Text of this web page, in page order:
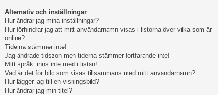
Alternativ och inställningar
Hur ändrar jag mina inställningar?
Hur förhindrar jag att mitt användarnamn visas i listorna över vilka som är
online?
Tiderna stämmer inte!
Jag ändrade tidszon men tiderna stämmer fortfarande inte!
Mitt språk finns inte med i listan!
Vad är det för bild som visas tillsammans med mitt användarnamn?
Hur lägger jag till en visningsbild?
Hur ändrar jag min titel?